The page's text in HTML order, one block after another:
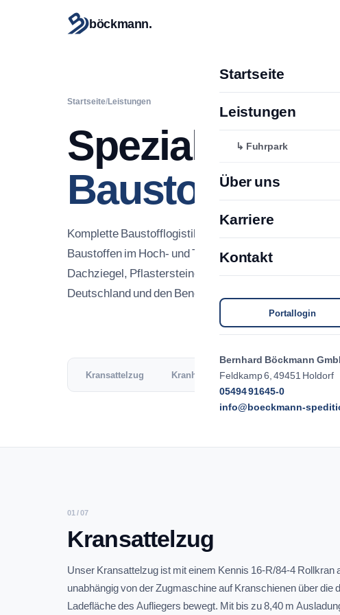
böckmann.
Startseite
Leistungen
↳ Fuhrpark
Über uns
Karriere
Kontakt
Portallogin
Bernhard Böckmann
Feldkamp 6, 49451 Holdorf
05494 91645-0
info@boeckmann-
Startseite/Leistungen
Spezialisiert
Komplette Baustofflogistik aus einer Hand — für alle
Baustoffen im Hoch- und Tiefbau. Kalksandsteine,
Dachziegel, Pflastersteine und mehr. Im Güternah-
Deutschland und den Beneluxstaaten.
Kransattelzug Kranhängerzug Planen- & Pritsche
01 / 07
Kransattelzug
Unser Kransattelzug ist mit einem Kennis 16-R/84-4 Rollkran
unabhängig von der Zugmaschine auf Kranschienen über die
Ladefläche des Aufliegers bewegt. Mit bis zu 8,40 m